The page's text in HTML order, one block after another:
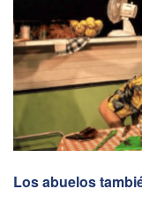
Los abuelos